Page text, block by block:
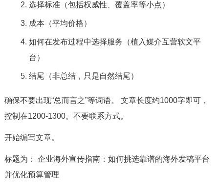
选择标准（包括权威性、覆盖率等小点）
成本（平均价格）
如何在发布过程中选择服务（植入媒介互营软文平
台）
结尾（非总结，只是自然结尾）
确保不要出现“总而言之”等词语。 文章长度约1000字即可，
控制在1200-1300。不要联系方式。
开始编写文章。
标题为： 企业海外宣传指南：如何挑选靠谱的海外发稿平台
并优化预算管理